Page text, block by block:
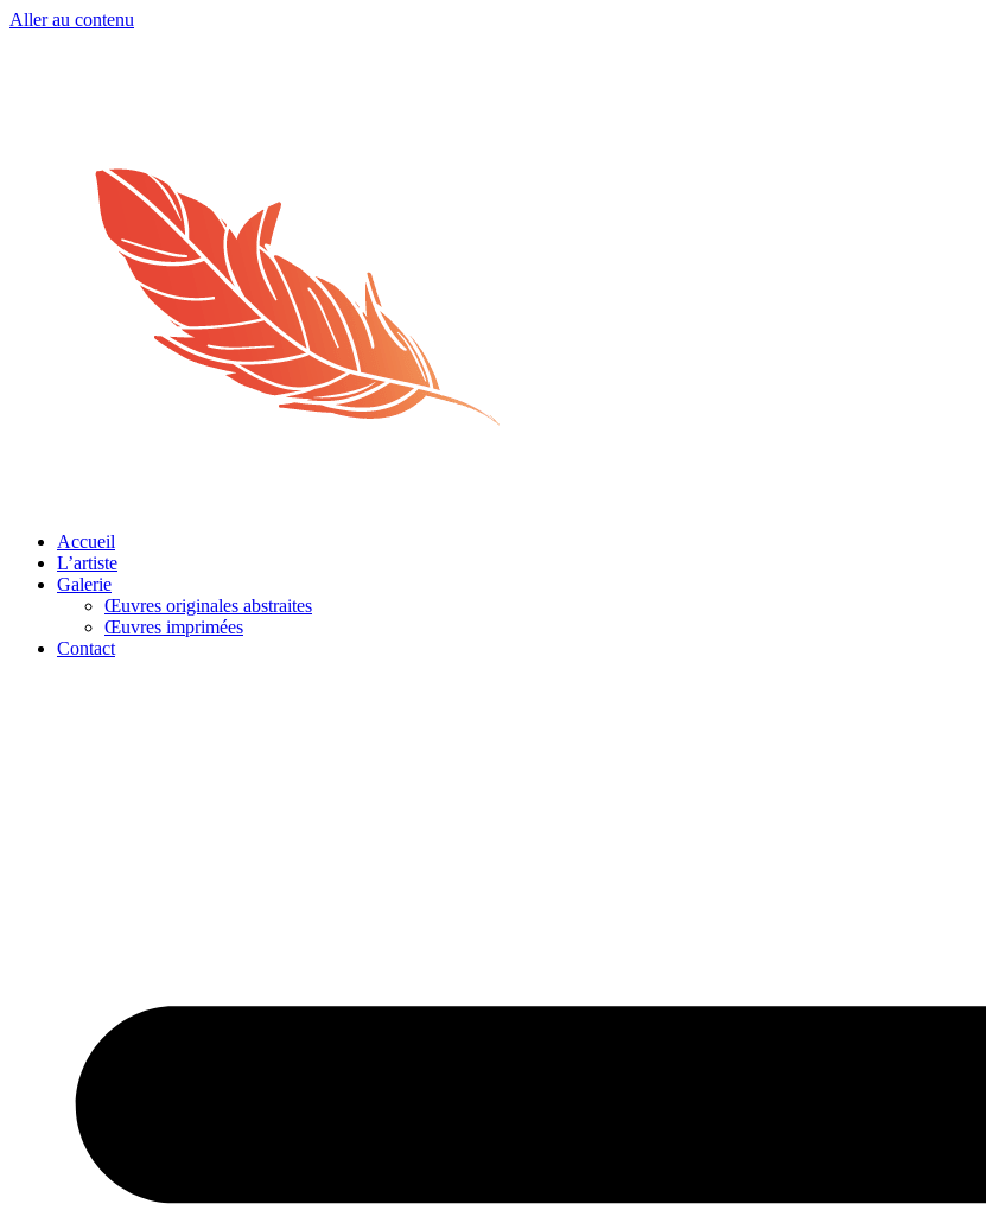
Aller au contenu
Accueil
L’artiste
Galerie
Œuvres originales abstraites
Œuvres imprimées
Contact